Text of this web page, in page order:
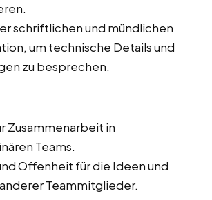
schriftlichen und mündlichen
um technische Details und
zu besprechen.
Zusammenarbeit in
Teams.
Offenheit für die Ideen und
Teammitglieder.